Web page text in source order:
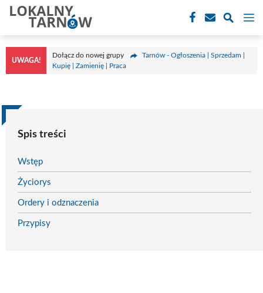
Przejdź
treści
UWAGA!
Dołącz do nowej grupy
Tarnów - Ogłoszenia | Sprzedam |
Kupię | Zamienię | Praca
Spis treści
Wstęp
Życiorys
Ordery i odznaczenia
Przypisy